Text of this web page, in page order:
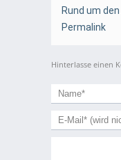
Rund um
Permalink
Hinterlasse einen